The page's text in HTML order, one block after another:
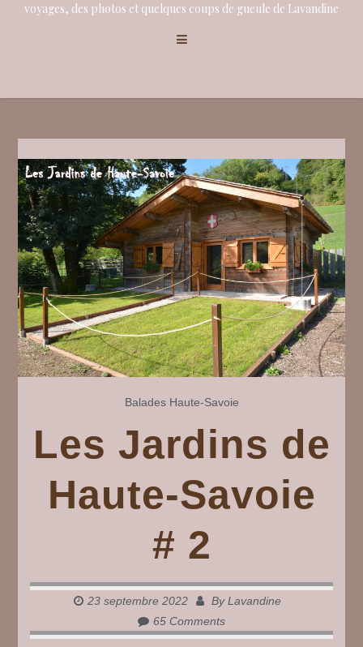
voyages, des photos et quelques coups de gueule de Lavandine
Balades Haute-Savoie
Les Jardins de
Haute-Savoie
# 2
23 septembre 2022 ByLavandine
65 Comments